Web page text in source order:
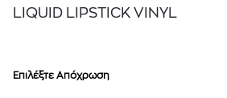
LIQUID LIPSTICK VINYL
Επιλέξτε Απόχρωση